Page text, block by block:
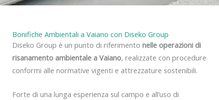
Bonifiche Ambientali a Vaiano con Diseko Group
Diseko Group è un punto di riferimento nelle operazioni di
risanamento ambientale a Vaiano, realizzate con procedure
conformi alle normative vigenti e attrezzature sostenibili.
Forte di una lunga esperienza sul campo e all’uso di